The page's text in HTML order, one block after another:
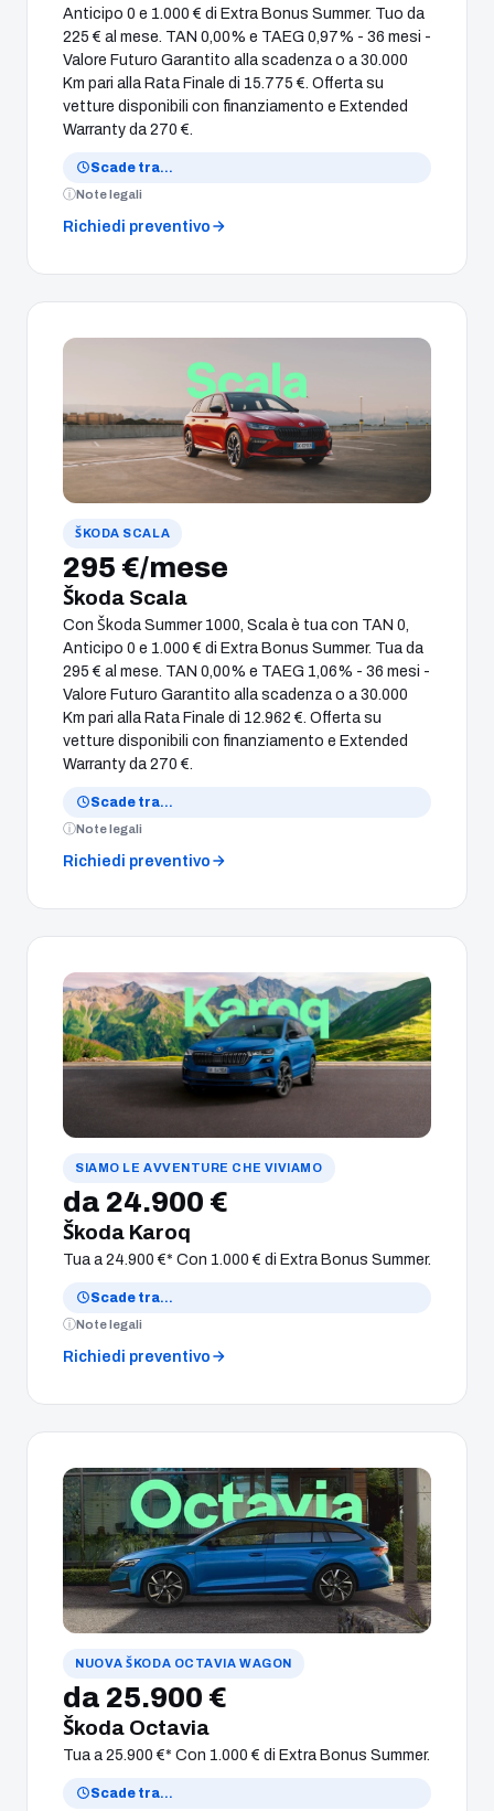
Anticipo 0 e 1.000 € di Extra Bonus Summer. Tuo da
225 € al mese. TAN 0,00% e TAEG 0,97% - 36 mesi -
Valore Futuro Garantito alla scadenza o a 30.000
Km pari alla Rata Finale di 15.775 €. Offerta su
vetture disponibili con finanziamento e Extended
Warranty da 270 €.
Scade tra…
Note legali
Richiedi preventivo
ŠKODA SCALA
295 €/mese
Škoda Scala
Con Škoda Summer 1000, Scala è tua con TAN 0,
Anticipo 0 e 1.000 € di Extra Bonus Summer. Tua da
295 € al mese. TAN 0,00% e TAEG 1,06% - 36 mesi -
Valore Futuro Garantito alla scadenza o a 30.000
Km pari alla Rata Finale di 12.962 €. Offerta su
vetture disponibili con finanziamento e Extended
Warranty da 270 €.
Scade tra…
Note legali
Richiedi preventivo
SIAMO LE AVVENTURE CHE VIVIAMO
da 24.900 €
Škoda Karoq
Tua a 24.900 €* Con 1.000 € di Extra Bonus Summer.
Scade tra…
Note legali
Richiedi preventivo
NUOVA ŠKODA OCTAVIA WAGON
da 25.900 €
Škoda Octavia
Tua a 25.900 €* Con 1.000 € di Extra Bonus Summer.
Scade tra…